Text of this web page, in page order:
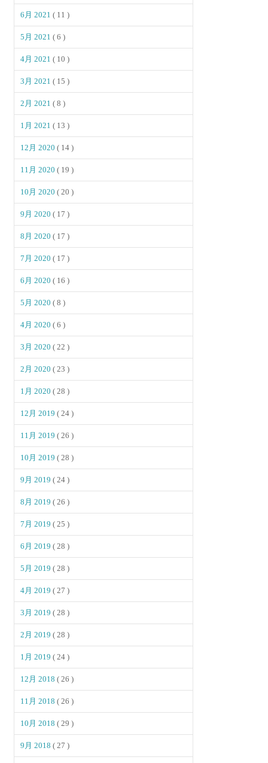
6月 2021( 11 )
5月 2021( 6 )
4月 2021( 10 )
3月 2021( 15 )
2月 2021( 8 )
1月 2021( 13 )
12月 2020( 14 )
11月 2020( 19 )
10月 2020( 20 )
9月 2020( 17 )
8月 2020( 17 )
7月 2020( 17 )
6月 2020( 16 )
5月 2020( 8 )
4月 2020( 6 )
3月 2020( 22 )
2月 2020( 23 )
1月 2020( 28 )
12月 2019( 24 )
11月 2019( 26 )
10月 2019( 28 )
9月 2019( 24 )
8月 2019( 26 )
7月 2019( 25 )
6月 2019( 28 )
5月 2019( 28 )
4月 2019( 27 )
3月 2019( 28 )
2月 2019( 28 )
1月 2019( 24 )
12月 2018( 26 )
11月 2018( 26 )
10月 2018( 29 )
9月 2018( 27 )